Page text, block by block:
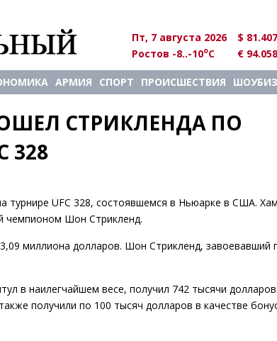
Пт, 7 августа 2026
$
Ростов -8..-10oC €
АРМИЯ СПОРТ ПРОИСШЕСТВИЯ
СТРИКЛЕНДА ПО
328
UFC 328, состоявшемся в Ньюарке в США.
чемпионом Шон Стрикленд.
миллиона долларов. Шон Стрикленд, завоевавший
в наилегчайшем весе, получил 742 тысячи
получили по 100 тысяч долларов в качестве